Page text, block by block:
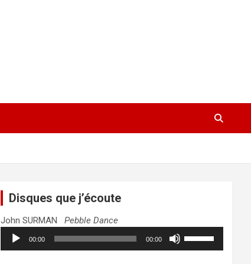
Disques que j’écoute
John SURMANPebble Dance
Lecteur
audio
00:00 00:00